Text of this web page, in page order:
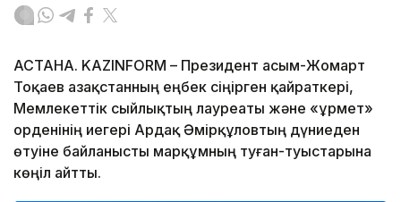
АСТАНА. KAZINFORM – Президент Қасым-Жомарт
Тоқаев Қазақстанның еңбек сіңірген қайраткері,
Мемлекеттік сыйлықтың лауреаты және «Құрмет»
орденінің иегері Ардақ Әмірқұловтың дүниеден
өтуіне байланысты марқұмның туған-туыстарына
көңіл айтты.